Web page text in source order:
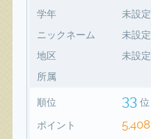
学年
未設定
ニックネーム
未設定
地区
未設定
所属
順位 33 位
ポイント 5,408